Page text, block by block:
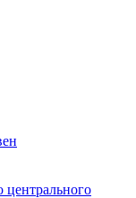
центрального